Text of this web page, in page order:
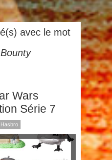
avec le mot
Wars
Série 7
Hasbro